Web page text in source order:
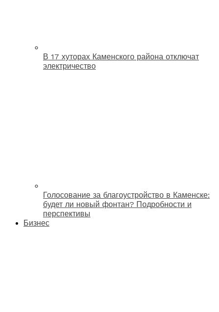
В 17 хуторах Каменского района отключат
электричество
Голосование за благоустройство в Каменске:
будет ли новый фонтан? Подробности и
перспективы
Бизнес